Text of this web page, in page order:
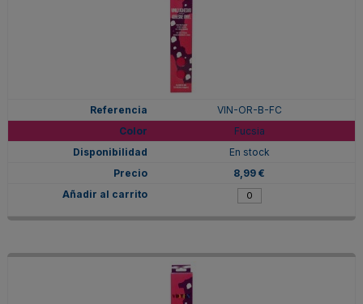
VIN-OR-B-FC
Fucsia
En stock
8,99 €